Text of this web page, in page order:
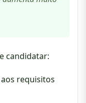
candidatar:
requisitos